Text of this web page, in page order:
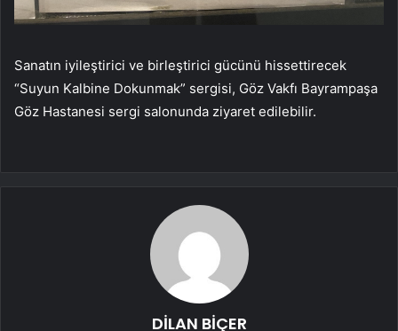
Sanatın iyileştirici ve birleştirici gücünü hissettirecek
“Suyun Kalbine Dokunmak” sergisi, Göz Vakfı Bayrampaşa
Göz Hastanesi sergi salonunda ziyaret edilebilir.
DİLAN BİÇER